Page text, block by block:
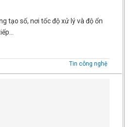
tạo số, nơi tốc độ xử lý và độ ổn
Tin công nghệ